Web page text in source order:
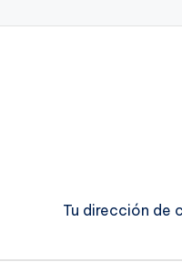
Tu dirección de